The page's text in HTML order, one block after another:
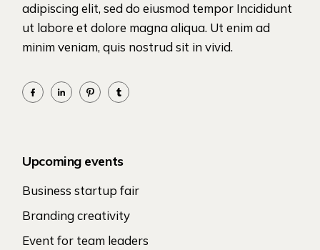
adipiscing elit, sed do eiusmod tempor Incididunt
ut labore et dolore magna aliqua. Ut enim ad
minim veniam, quis nostrud sit in vivid.
Upcoming events
Business startup fair
Branding creativity
Event for team leaders